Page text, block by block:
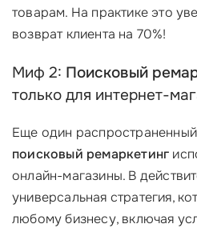
товарам. На практике это
возврат клиента на 70%!
Миф 2: Поисковый
только для интернет-
Еще один
поисковый ремаркетинг
онлайн-магазины. В
универсальная стратегия,
любому бизнесу, включая